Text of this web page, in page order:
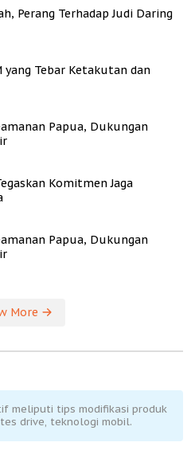
Perang Terhadap Judi Daring
yang Tebar Ketakutan dan
Papua, Dukungan
Komitmen Jaga
Papua, Dukungan
More
meliputi tips modifikasi produk
drive, teknologi mobil.